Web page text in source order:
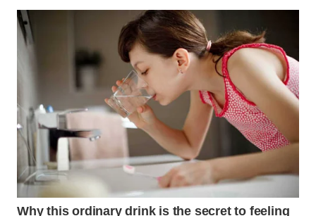
WN
BOGOR
WN
TAPANULI
UTARA
WN
SAMOSIR